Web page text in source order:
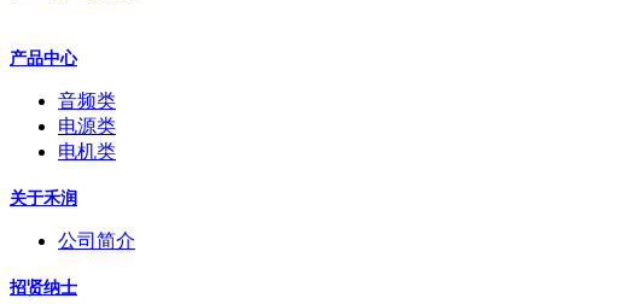
产品中心
音频类
电源类
电机类
关于禾润
公司简介
招贤纳士